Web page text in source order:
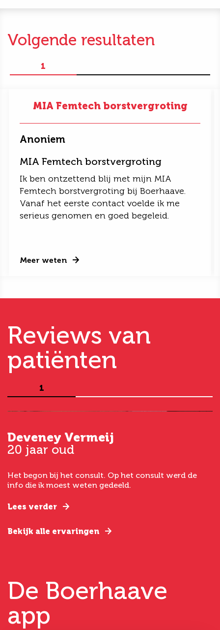
Volgende resultaten
1
MIA Femtech borstvergroting
Anoniem
MIA Femtech borstvergroting
Ik ben ontzettend blij met mijn MIA
Femtech borstvergroting bij Boerhaave.
Vanaf het eerste contact voelde ik me
serieus genomen en goed begeleid.
Meer weten
Reviews van
patiënten
1
Deveney Vermeij
20 jaar oud
Het begon bij het consult. Op het consult werd de
info die ik moest weten gedeeld.
Lees verder
Bekijk alle ervaringen
De Boerhaave
app